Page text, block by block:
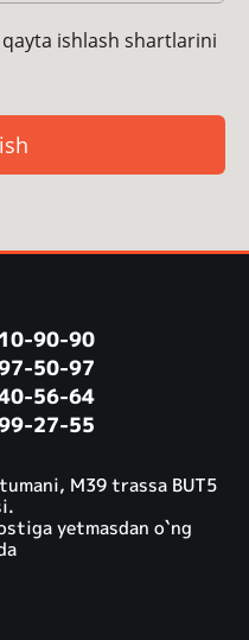
ishlash shartlarini
90-90
50-97
56-64
27-55
M39 trassa BUT5
yetmasdan o`ng